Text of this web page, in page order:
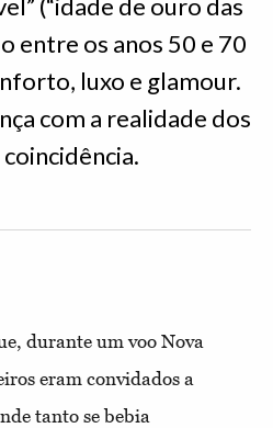
(“idade de ouro das
entre os anos 50 e 70
luxo e glamour.
com a realidade dos
durante um voo Nova
eram convidados a
tanto se bebia